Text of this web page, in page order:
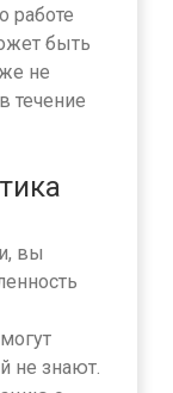
работе
быть
не
течение
вы
не знают.